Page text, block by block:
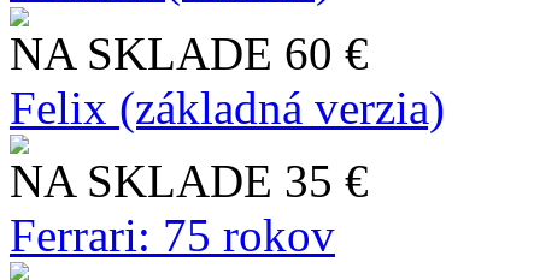
NA SKLADE 60 €
Felix (základná verzia)
NA SKLADE 35 €
Ferrari: 75 rokov